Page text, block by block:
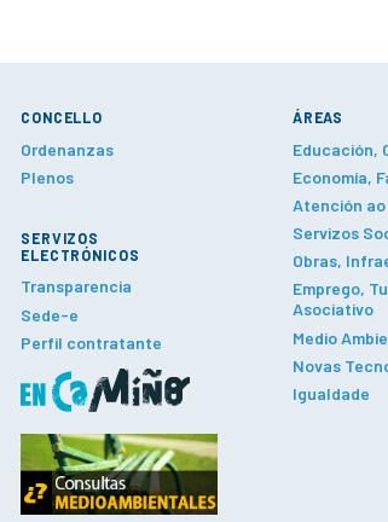
CONCELLO
Ordenanzas
Plenos
SERVIZOS
ELECTRÓNICOS
Transparencia
Sede-e
Perfil contratante
ÁREAS
Educación,
Economía,
Atención ao
Servizos
Obras,
Emprego,
Asociativo
Medio
Novas
Igualdade